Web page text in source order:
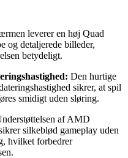
leverer en høj Quad
og detaljerede billeder,
betydeligt.
Den hurtige
sikrer, at spil
smidigt uden sløring.
af AMD
silkeblød gameplay uden
hvilket forbedrer